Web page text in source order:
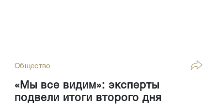
Общество
«Мы все видим»: эксперты
подвели итоги второго дня